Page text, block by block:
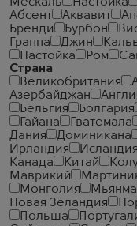
Абсент
Аквавит
Бренди
Бурбон
Граппа
Джин
Настойка
Ром
Страна
Великобритания
Азербайджан
Бельгия
Болгария
Гайана
Гватемала
Дания
Доминикана
Ирландия
Исландия
Канада
Китай
Маврикий
Монголия
Мьянма
Новая Зеландия
Польша